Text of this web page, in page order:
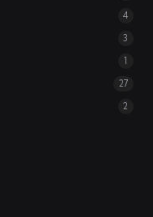
4
3
1
27
2